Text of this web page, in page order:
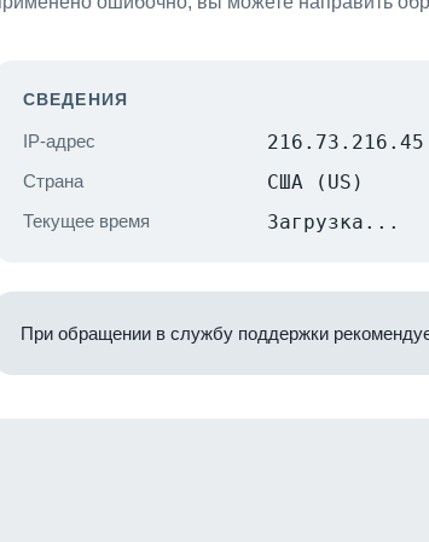
СВЕДЕНИЯ
IP-адрес 216.73.216.45
Страна США (US)
Текущее время Загрузка...
При обращении в службу поддержки